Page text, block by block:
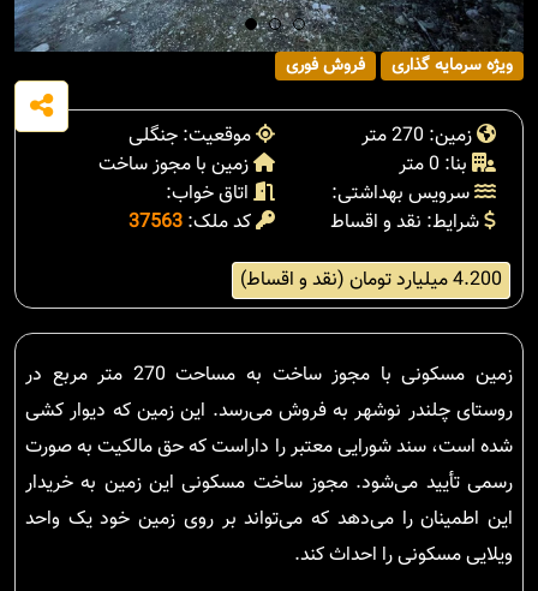
ویژه سرمایه گذاری فروش فوری
زمین: 270 متر
موقعیت: جنگلی
بنا: 0 متر
زمین با مجوز ساخت
سرویس بهداشتی:
اتاق خواب:
شرایط: نقد و اقساط
کد ملک: 37563
4.200 میلیارد تومان (نقد و اقساط)
زمین مسکونی با مجوز ساخت به مساحت 270 متر مربع در
روستای چلندر نوشهر به فروش می‌رسد. این زمین که دیوار کشی
شده است، سند شورایی معتبر را داراست که حق مالکیت به صورت
رسمی تأیید می‌شود. مجوز ساخت مسکونی این زمین به خریدار
این اطمینان را می‌دهد که می‌تواند بر روی زمین خود یک واحد
ویلایی مسکونی را احداث کند.